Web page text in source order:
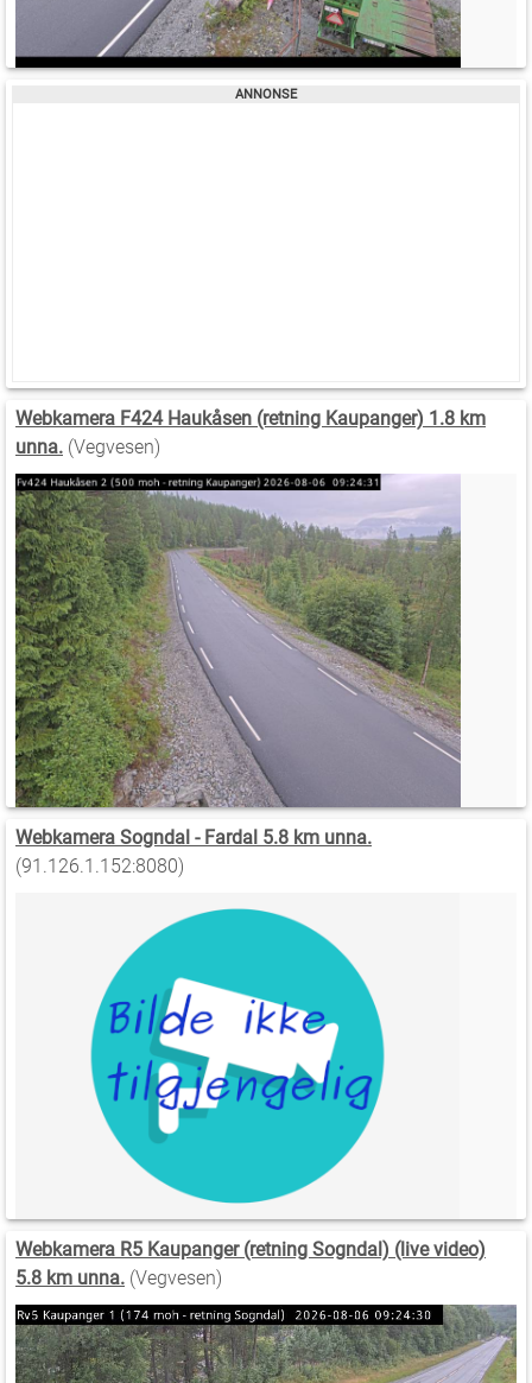
Webkamera F424 Haukåsen (retning Kaupanger) 1.8 km
unna. (Vegvesen)
Webkamera Sogndal - Fardal 5.8 km unna.
(91.126.1.152:8080)
Webkamera R5 Kaupanger (retning Sogndal) (live video)
5.8 km unna. (Vegvesen)